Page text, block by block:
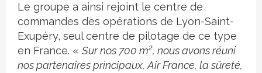
Le groupe a ainsi rejoint le centre de
commandes des opérations de Lyon-Saint-
Exupéry, seul centre de pilotage de ce type
en France. « Sur nos 700 m2, nous avons réuni
nos partenaires principaux, Air France, la sûreté,